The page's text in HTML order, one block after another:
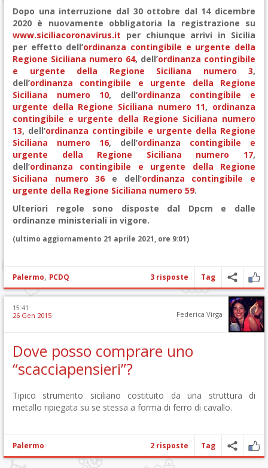
Dopo una interruzione dal 30 ottobre dal 14 dicembre
2020 è nuovamente obbligatoria la registrazione su
www.siciliacoronavirus.it per chiunque arrivi in Sicilia
per effetto dell’ordinanza contingibile e urgente della
Regione Siciliana numero 64, dell’ordinanza contingibile
e urgente della Regione Siciliana numero 3,
dell’ordinanza contingibile e urgente della Regione
Siciliana numero 10, dell’ordinanza contingibile e
urgente della Regione Siciliana numero 11, ordinanza
contingibile e urgente della Regione Siciliana numero
13, dell’ordinanza contingibile e urgente della Regione
Siciliana numero 16, dell’ordinanza contingibile e
urgente della Regione Siciliana numero 17,
dell’ordinanza contingibile e urgente della Regione
Siciliana numero 36 e dell’ordinanza contingibile e
urgente della Regione Siciliana numero 59.
Ulteriori regole sono disposte dal Dpcm e dalle
ordinanze ministeriali in vigore.
(ultimo aggiornamento 21 aprile 2021, ore 9:01)
Palermo, PCDQ 3 risposte Tag
15:41
26 Gen 2015 Federica Virga
Dove posso comprare uno
“scacciapensieri”?
Tipico strumento siciliano costituito da una struttura di
metallo ripiegata su se stessa a forma di ferro di cavallo.
Palermo 2 risposte Tag